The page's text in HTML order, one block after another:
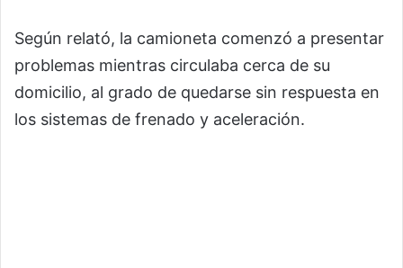
Según relató, la camioneta comenzó a presentar
problemas mientras circulaba cerca de su
domicilio, al grado de quedarse sin respuesta en
los sistemas de frenado y aceleración.